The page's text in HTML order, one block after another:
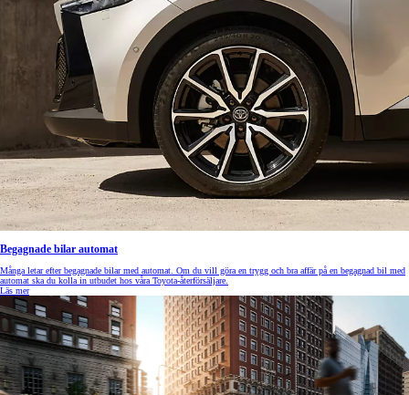
Begagnade bilar automat
Många letar efter begagnade bilar med automat. Om du vill göra en trygg och bra affär på en begagnad bil med
automat ska du kolla in utbudet hos våra Toyota-återförsäljare.
Läs mer